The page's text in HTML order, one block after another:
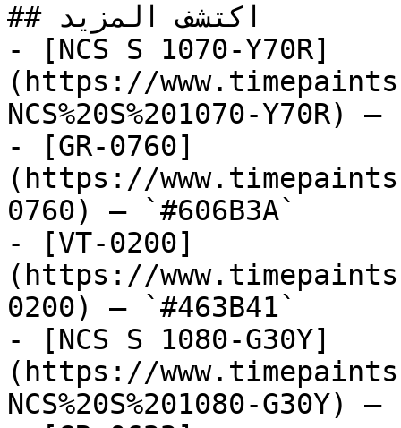
## اكتشف المزيد
- [NCS S 1070-Y70R]
(https://
NCS%20S%201070-Y70R)
- [GR-0760]
(https://
0760) — `#606B3A`
- [VT-0200]
(https://
0200) — `#463B41`
- [NCS S 1080-G30Y]
(https://
NCS%20S%201080-G30Y)